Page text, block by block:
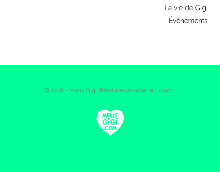
La vie de Gigi
Événements
© 2018 - Merci Gigi. Peinture carrosserie : Jouch.